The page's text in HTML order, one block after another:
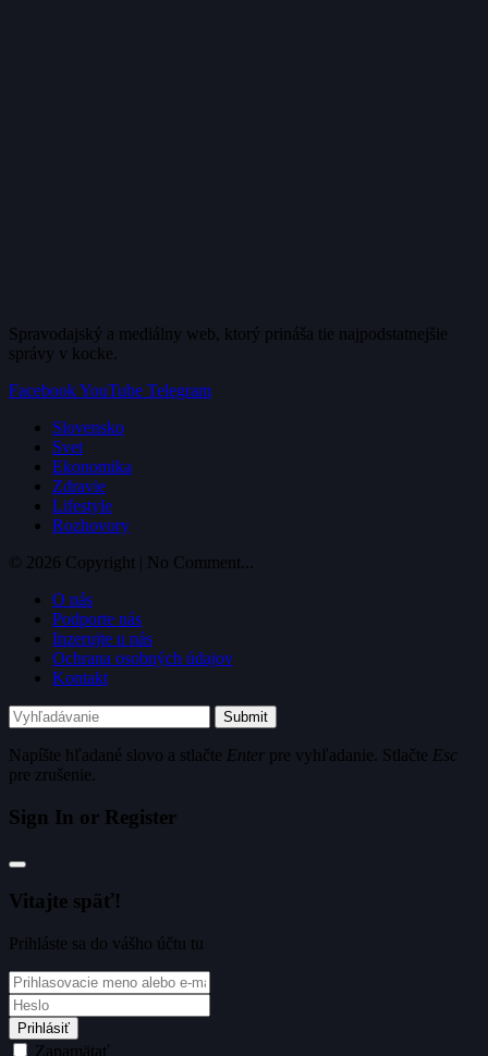
Spravodajský a mediálny web, ktorý prináša tie najpodstatnejšie
správy v kocke.
FacebookYouTube Telegram
Slovensko
Svet
Ekonomika
Zdravie
Lifestyle
Rozhovory
© 2026 Copyright | No Comment...
O nás
Podporte nás
Inzerujte u nás
Ochrana osobných údajov
Kontakt
Submit
Napíšte hľadané slovo a stlačte Enter pre vyhľadanie. Stlačte Esc
pre zrušenie.
Sign In or Register
Vitajte späť!
Prihláste sa do vášho účtu tu
Prihlásiť
Zapamätať